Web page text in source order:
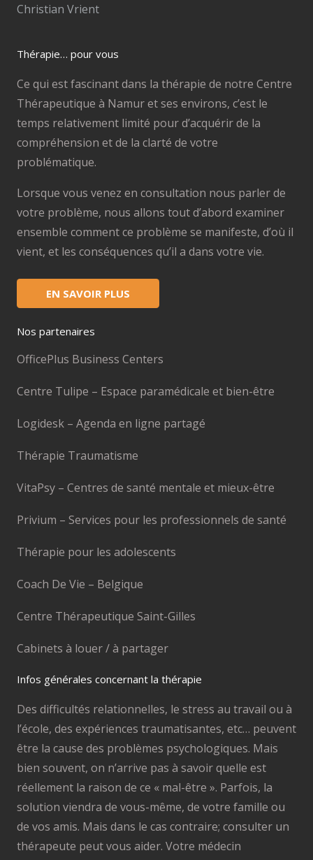
Christian Vrient
Thérapie… pour vous
Ce qui est fascinant dans la thérapie de notre Centre
Thérapeutique à Namur et ses environs, c’est le
temps relativement limité pour d’acquérir de la
compréhension et de la clarté de votre
problématique.
Lorsque vous venez en consultation nous parler de
votre problème, nous allons tout d’abord examiner
ensemble comment ce problème se manifeste, d’où il
vient, et les conséquences qu’il a dans votre vie.
EN SAVOIR PLUS
Nos partenaires
OfficePlus Business Centers
Centre Tulipe – Espace paramédicale et bien-être
Logidesk – Agenda en ligne partagé
Thérapie Traumatisme
VitaPsy – Centres de santé mentale et mieux-être
Privium – Services pour les professionnels de santé
Thérapie pour les adolescents
Coach De Vie – Belgique
Centre Thérapeutique Saint-Gilles
Cabinets à louer / à partager
Infos générales concernant la thérapie
Des difficultés relationnelles, le stress au travail ou à
l’école, des expériences traumatisantes, etc… peuvent
être la cause des problèmes psychologiques. Mais
bien souvent, on n’arrive pas à savoir quelle est
réellement la raison de ce « mal-être ». Parfois, la
solution viendra de vous-même, de votre famille ou
de vos amis. Mais dans le cas contraire; consulter un
thérapeute peut vous aider. Votre médecin